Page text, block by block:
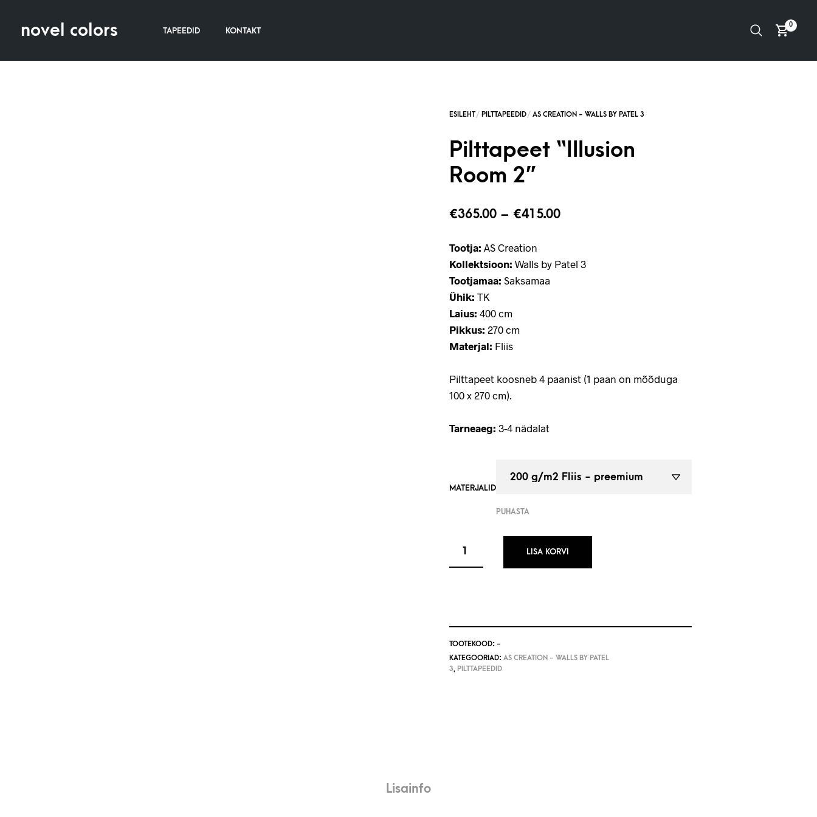
TAPEEDID KONTAKT
novel colors 0
Pilttapeet “Illusion
Room 2”
€365.00 – €415.00
Tootja: AS Creation
Kollektsioon: Walls by Patel 3
Tootjamaa: Saksamaa
Ühik: TK
Laius: 400 cm
Pikkus: 270 cm
Materjal: Fliis
Pilttapeet koosneb 4 paanist (1 paan on mõõduga
100 x 270 cm).
Tarneaeg: 3-4 nädalat
MATERJALID
PUHASTA
LISA KORVI
TOOTEKOOD: -
KATEGOORIAD: AS CREATION - WALLS BY PATEL
3, PILTTAPEEDID
Lisainfo